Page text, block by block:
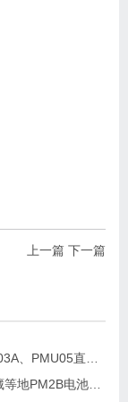
上一篇 下一篇
2026年陕西，新疆，西藏PM09T、RCU-203A、PMU05直流屏监控维修及更换请联系华科电源
2026年华科电源维修更换新疆、河南、西藏等地PM2B电池巡检单元，PM2J绝缘检测单元、PSM-T07E 监控